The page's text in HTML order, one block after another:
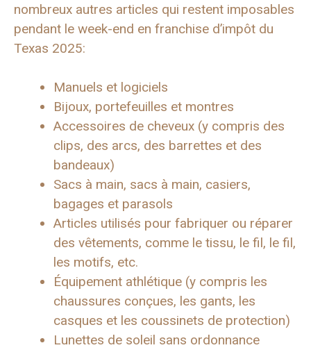
nombreux autres articles qui restent imposables
pendant le week-end en franchise d’impôt du
Texas 2025:
Manuels et logiciels
Bijoux, portefeuilles et montres
Accessoires de cheveux (y compris des
clips, des arcs, des barrettes et des
bandeaux)
Sacs à main, sacs à main, casiers,
bagages et parasols
Articles utilisés pour fabriquer ou réparer
des vêtements, comme le tissu, le fil, le fil,
les motifs, etc.
Équipement athlétique (y compris les
chaussures conçues, les gants, les
casques et les coussinets de protection)
Lunettes de soleil sans ordonnance